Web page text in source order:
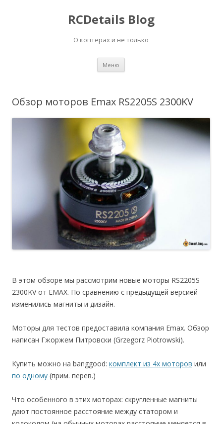
RCDetails Blog
О коптерах и не только
Меню
Обзор моторов Emax RS2205S 2300KV
В этом обзоре мы рассмотрим новые моторы RS2205S
2300KV от EMAX. По сравнению с предыдущей версией
изменились магниты и дизайн.
Моторы для тестов предоставила компания Emax. Обзор
написан Гжоржем Питровски (Grzegorz Piotrowski).
Купить можно на banggood: комплект из 4х моторов или
по одному (прим. перев.)
Что особенного в этих моторах: скругленные магниты
дают постоянное расстояние между статором и